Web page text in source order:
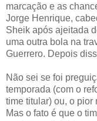
marcação e as
Jorge Henrique,
Sheik após ajeitada
uma outra bola na
Guerrero. Depois
Não sei se foi
temporada (com o
time titular) ou, o pior
Mas o fato é que o